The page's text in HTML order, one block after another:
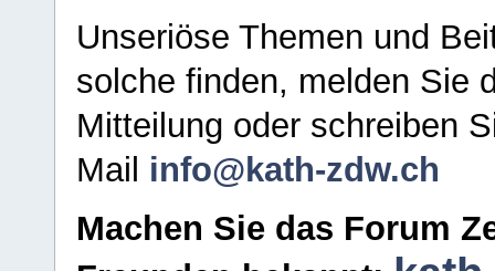
Unseriöse Themen und
solche finden, melden Sie
Mitteilung oder schreiben
Mail info@kath-zdw.ch
Machen Sie das Forum